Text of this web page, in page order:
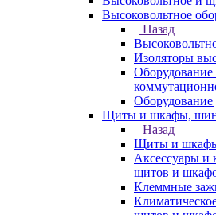
Высоковольтное
Назад
Изоляторы
Оборудование
Щиты и шкафы,
Назад
Щиты и
Аксессуары и
щитов и
Клеммные